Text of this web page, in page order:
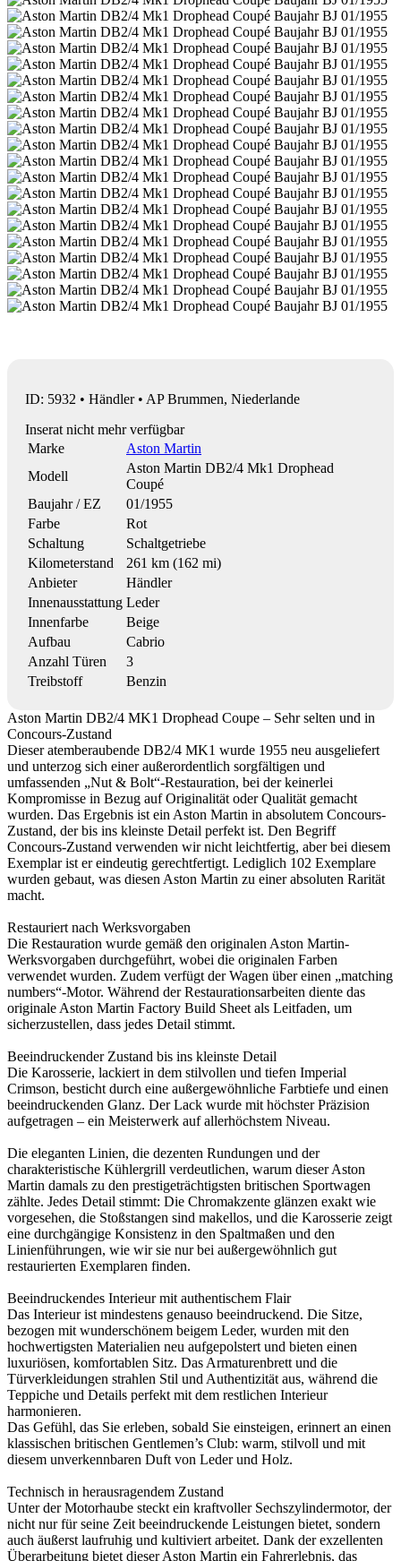
ID: 5932 • Händler • AP Brummen, Niederlande
Inserat nicht mehr verfügbar
Marke
Aston Martin
Modell
Aston Martin DB2/4 Mk1 Drophead
Coupé
Baujahr / EZ
01/1955
Farbe
Rot
Schaltung
Schaltgetriebe
Kilometerstand
261 km (162 mi)
Anbieter
Händler
Innenausstattung Leder
Innenfarbe
Beige
Aufbau
Cabrio
Anzahl Türen
3
Treibstoff
Benzin
Aston Martin DB2/4 MK1 Drophead Coupe – Sehr selten und in
Concours-Zustand
Dieser atemberaubende DB2/4 MK1 wurde 1955 neu ausgeliefert
und unterzog sich einer außerordentlich sorgfältigen und
umfassenden „Nut & Bolt“-Restauration, bei der keinerlei
Kompromisse in Bezug auf Originalität oder Qualität gemacht
wurden. Das Ergebnis ist ein Aston Martin in absolutem Concours-
Zustand, der bis ins kleinste Detail perfekt ist. Den Begriff
Concours-Zustand verwenden wir nicht leichtfertig, aber bei diesem
Exemplar ist er eindeutig gerechtfertigt. Lediglich 102 Exemplare
wurden gebaut, was diesen Aston Martin zu einer absoluten Rarität
macht.
Restauriert nach Werksvorgaben
Die Restauration wurde gemäß den originalen Aston Martin-
Werksvorgaben durchgeführt, wobei die originalen Farben
verwendet wurden. Zudem verfügt der Wagen über einen „matching
numbers“-Motor. Während der Restaurationsarbeiten diente das
originale Aston Martin Factory Build Sheet als Leitfaden, um
sicherzustellen, dass jedes Detail stimmt.
Beeindruckender Zustand bis ins kleinste Detail
Die Karosserie, lackiert in dem stilvollen und tiefen Imperial
Crimson, besticht durch eine außergewöhnliche Farbtiefe und einen
beeindruckenden Glanz. Der Lack wurde mit höchster Präzision
aufgetragen – ein Meisterwerk auf allerhöchstem Niveau.
Die eleganten Linien, die dezenten Rundungen und der
charakteristische Kühlergrill verdeutlichen, warum dieser Aston
Martin damals zu den prestigeträchtigsten britischen Sportwagen
zählte. Jedes Detail stimmt: Die Chromakzente glänzen exakt wie
vorgesehen, die Stoßstangen sind makellos, und die Karosserie zeigt
eine durchgängige Konsistenz in den Spaltmaßen und den
Linienführungen, wie wir sie nur bei außergewöhnlich gut
restaurierten Exemplaren finden.
Beeindruckendes Interieur mit authentischem Flair
Das Interieur ist mindestens genauso beeindruckend. Die Sitze,
bezogen mit wunderschönem beigem Leder, wurden mit den
hochwertigsten Materialien neu aufgepolstert und bieten einen
luxuriösen, komfortablen Sitz. Das Armaturenbrett und die
Türverkleidungen strahlen Stil und Authentizität aus, während die
Teppiche und Details perfekt mit dem restlichen Interieur
harmonieren.
Das Gefühl, das Sie erleben, sobald Sie einsteigen, erinnert an einen
klassischen britischen Gentlemen’s Club: warm, stilvoll und mit
diesem unverkennbaren Duft von Leder und Holz.
Technisch in herausragendem Zustand
Unter der Motorhaube steckt ein kraftvoller Sechszylindermotor, der
nicht nur für seine Zeit beeindruckende Leistungen bietet, sondern
auch äußerst laufruhig und kultiviert arbeitet. Dank der exzellenten
Überarbeitung bietet dieser Aston Martin ein Fahrerlebnis, das